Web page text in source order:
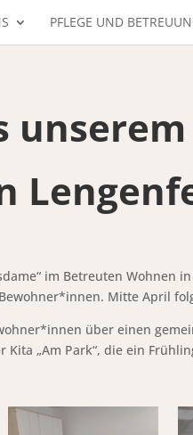
PFLEGE UND
im Betreuten Wohnen
Mitte April
über einen
Kita „Am Park“, die ein